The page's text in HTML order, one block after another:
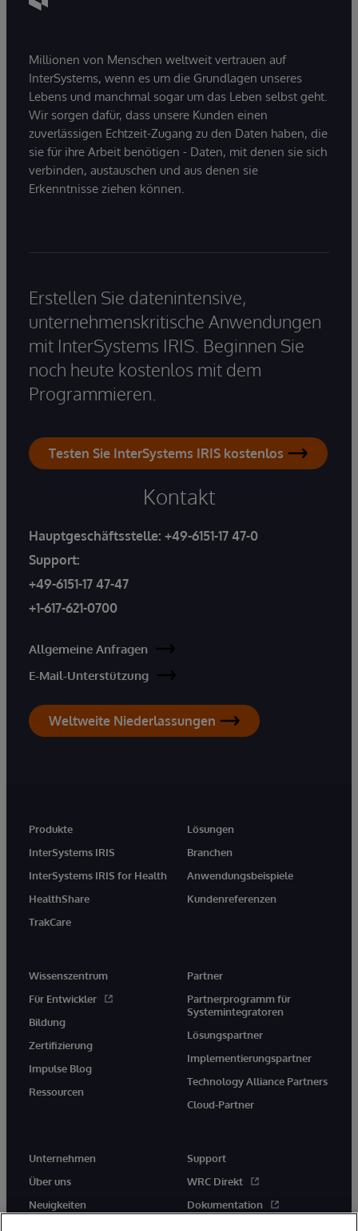
Millionen von Menschen weltweit vertrauen auf
InterSystems, wenn es um die Grundlagen unseres
Lebens und manchmal sogar um das Leben selbst geht.
Wir sorgen dafür, dass unsere Kunden einen
zuverlässigen Echtzeit-Zugang zu den Daten haben, die
sie für ihre Arbeit benötigen - Daten, mit denen sie sich
verbinden, austauschen und aus denen sie
Erkenntnisse ziehen können.
Erstellen Sie datenintensive,
unternehmenskritische Anwendungen
mit InterSystems IRIS. Beginnen Sie
noch heute kostenlos mit dem
Programmieren.
Testen Sie InterSystems IRIS kostenlos
Kontakt
Hauptgeschäftsstelle: +49-6151-17 47-0
Support:
+49-6151-17 47-47
+1-617-621-0700
Allgemeine Anfragen
E-Mail-Unterstützung
Weltweite Niederlassungen
Produkte
InterSystems IRIS
InterSystems IRIS for Health
HealthShare
TrakCare
Lösungen
Branchen
Anwendungsbeispiele
Kundenreferenzen
Wissenszentrum
Für Entwickler
Bildung
Zertifizierung
Impulse Blog
Ressourcen
Partner
Partnerprogramm für
Systemintegratoren
Lösungspartner
Implementierungspartner
Technology Alliance Partners
Cloud-Partner
Unternehmen
Über uns
Neuigkeiten
Support
WRC Direkt
Dokumentation